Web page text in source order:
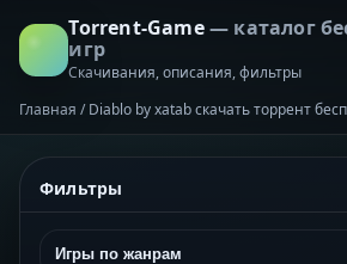
Torrent-Game— каталог
игр
Скачивания, описания, фильтры
Главная / Diablo by xatab скачать торрент
Фильтры
Игры по жанрам